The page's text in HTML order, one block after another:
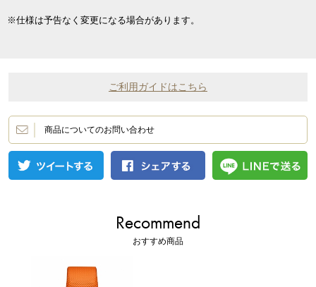
※仕様は予告なく変更になる場合があります。
ご利用ガイドはこちら
商品についてのお問い合わせ
Recommend
おすすめ商品